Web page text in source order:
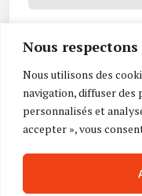
Nous
Nous utilisons des
navigation, diffuser des
personnalisés et
accepter », vous
Mot de passe oublié ?
Vous n’avez pas de